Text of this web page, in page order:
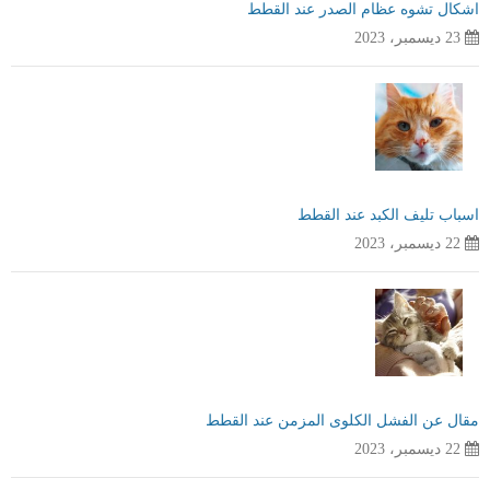
اشكال تشوه عظام الصدر عند القطط
23 ديسمبر، 2023
اسباب تليف الكبد عند القطط
22 ديسمبر، 2023
مقال عن الفشل الكلوى المزمن عند القطط
22 ديسمبر، 2023